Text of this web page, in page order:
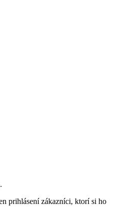
prihlásení zákazníci, ktorí si ho